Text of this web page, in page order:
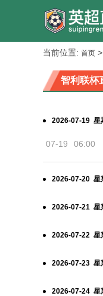
当前位置: 首页 >
智利联杯
2026-07-19 星
07-19 06:00
2026-07-20 星
2026-07-21 星
2026-07-22 星
2026-07-23 星
2026-07-24 星